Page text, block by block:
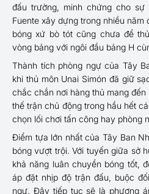
đấu trường, minh chứng cho
Fuente xây dựng trong nhiều năm
bóng xứ bò tót cũng chưa để
vòng bảng với ngôi đầu bảng H
Thành tích phòng ngự của Tây
khi thủ môn Unai Simón đã giữ
chắc chắn nơi hàng thủ mang đến
thế trận chủ động trong hầu hết
chọn lối chơi tấn công hay phòng
Điểm tựa lớn nhất của Tây Ban
bóng vượt trội. Với tuyến giữa sở
khả năng luân chuyển bóng tốt,
áp đặt nhịp độ trận đấu, buộc
ngự. Đây tiếp tục sẽ là phương